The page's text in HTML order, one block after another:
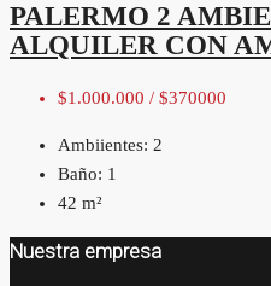
PALERMO 2
ALQUILER CON
$1.000.000 / $370000
Ambiientes: 2
Baño: 1
42 m²
Nuestra empresa